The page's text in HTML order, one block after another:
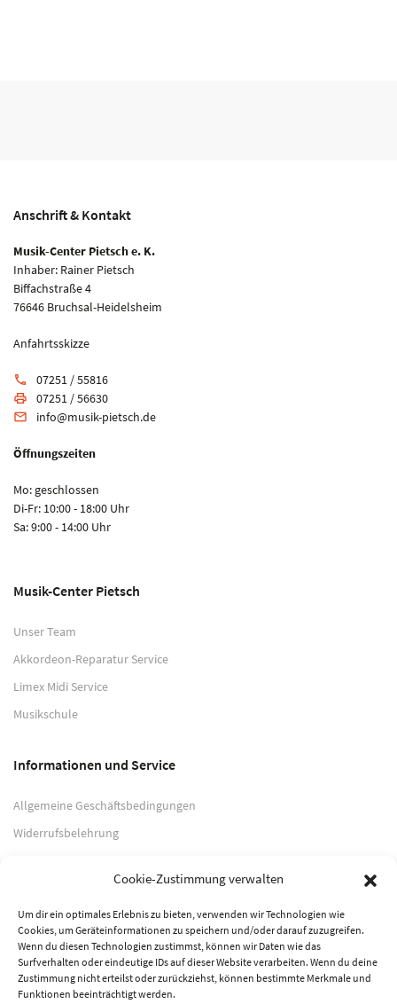
Cookie-Zustimmung verwalten
Um dir ein optimales Erlebnis zu bieten, verwenden wir Technologien wie
Cookies, um Geräteinformationen zu speichern und/oder darauf zuzugreifen.
Wenn du diesen Technologien zustimmst, können wir Daten wie das
Surfverhalten oder eindeutige IDs auf dieser Website verarbeiten. Wenn du deine
Zustimmung nicht erteilst oder zurückziehst, können bestimmte Merkmale und
Funktionen beeinträchtigt werden.
Anschrift & Kontakt
Musik-Center Pietsch e. K.
Inhaber: Rainer Pietsch
Biffachstraße 4
76646 Bruchsal-Heidelsheim
Anfahrtsskizze
phone 07251 / 55816
print 07251 / 56630
email info@musik-pietsch.de
Öffnungszeiten
Mo: geschlossen
Di-Fr: 10:00 - 18:00 Uhr
Sa: 9:00 - 14:00 Uhr
Musik-Center Pietsch
Unser Team
Akkordeon-Reparatur Service
Limex Midi Service
Musikschule
Informationen und Service
Allgemeine Geschäftsbedingungen
Widerrufsbelehrung
Datenschutzerklärung
Zahlungsarten
PayPal